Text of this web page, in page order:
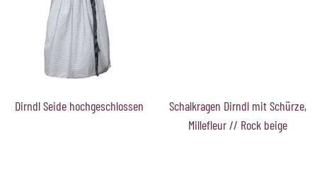
Dirndl Seide hochgeschlossen
Schalkragen Dirndl mit Schürze,
Millefleur // Rock beige